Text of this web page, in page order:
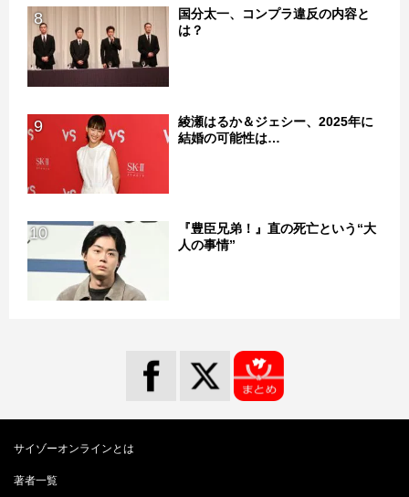
8
国分太一、コンプラ違反の内容と
は？
9
綾瀬はるか＆ジェシー、2025年に
結婚の可能性は…
10
『豊臣兄弟！』直の死亡という“大
人の事情”
サイゾーオンラインとは
著者一覧